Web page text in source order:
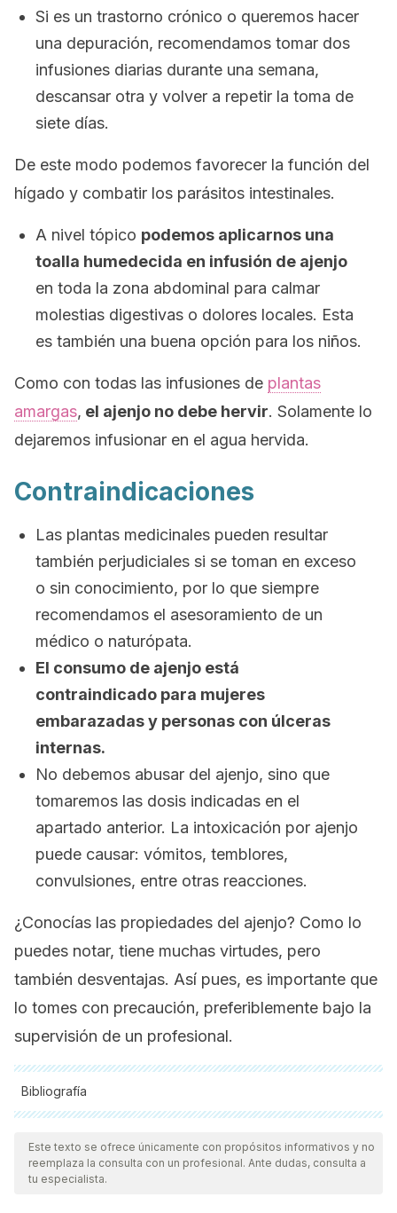
Si es un trastorno crónico o queremos hacer
una depuración, recomendamos tomar dos
infusiones diarias durante una semana,
descansar otra y volver a repetir la toma de
siete días.
De este modo podemos favorecer la función del
hígado y combatir los parásitos intestinales.
A nivel tópico podemos aplicarnos una
toalla humedecida en infusión de ajenjo
en toda la zona abdominal para calmar
molestias digestivas o dolores locales. Esta
es también una buena opción para los niños.
Como con todas las infusiones de plantas
amargas, el ajenjo no debe hervir. Solamente lo
dejaremos infusionar en el agua hervida.
Contraindicaciones
Las plantas medicinales pueden resultar
también perjudiciales si se toman en exceso
o sin conocimiento, por lo que siempre
recomendamos el asesoramiento de un
médico o naturópata.
El consumo de ajenjo está
contraindicado para mujeres
embarazadas y personas con úlceras
internas.
No debemos abusar del ajenjo, sino que
tomaremos las dosis indicadas en el
apartado anterior. La intoxicación por ajenjo
puede causar: vómitos, temblores,
convulsiones, entre otras reacciones.
¿Conocías las propiedades del ajenjo? Como lo
puedes notar, tiene muchas virtudes, pero
también desventajas. Así pues, es importante que
lo tomes con precaución, preferiblemente bajo la
supervisión de un profesional.
Bibliografía
Todas las fuentes citadas fueron revisadas a profundidad por
nuestro equipo, para asegurar su calidad, confiabilidad,
vigencia y validez.La bibliografía de este artículo fue
Este texto se ofrece únicamente con propósitos informativos y no
reemplaza la consulta con un profesional. Ante dudas, consulta a
tu especialista.